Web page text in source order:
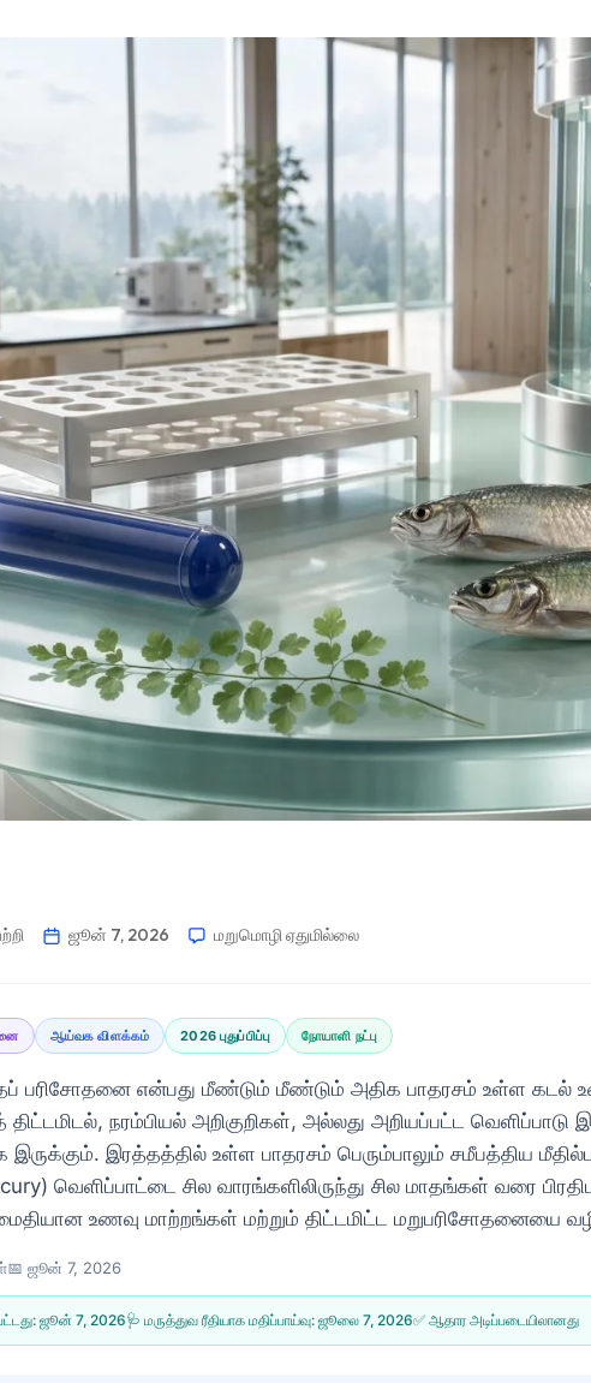
ஜூன் 7, 2026 மறுமொழி ஏதுமில்லை
ஆய்வக விளக்கம் 2026 புதுப்பிப்பு நோயாளி நட்பு
பரிசோதனை என்பது மீண்டும் மீண்டும் அதிக பாதரசம் உள்ள
திட்டமிடல், நரம்பியல் அறிகுறிகள், அல்லது அறியப்பட்ட வெளிப்பாடு
இரத்தத்தில் உள்ள பாதரசம் பெரும்பாலும் சமீபத்திய
வெளிப்பாட்டை சில வாரங்களிலிருந்து சில மாதங்கள் வரை
உணவு மாற்றங்கள் மற்றும் திட்டமிட்ட மறுபரிசோதனையை
📅 ஜூன் 7, 2026
ஜூன் 7, 2026🩺 மருத்துவ ரீதியாக மதிப்பாய்வு: ஜூலை 7, 2026✅ ஆதார அடிப்படையிலானது